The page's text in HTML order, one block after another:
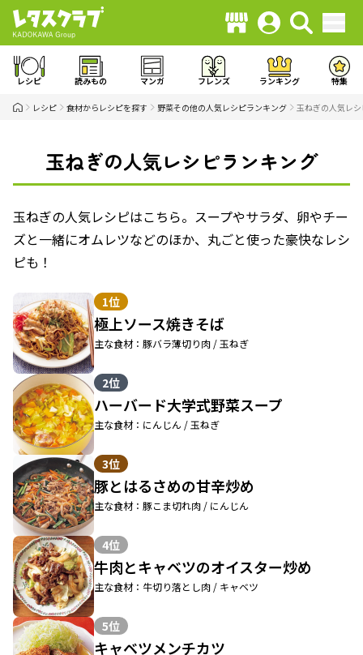
レシピ 読みもの マンガ フレンズ ランキング 特集
レシピ 食材からレシピを探す 野菜その他の人気レシピランキング 玉ねぎの人気レ
玉ねぎの人気レシピランキング
玉ねぎの人気レシピはこちら。スープやサラダ、卵やチー
ズと一緒にオムレツなどのほか、丸ごと使った豪快なレシ
ピも！
1位
極上ソース焼きそば
主な食材：豚バラ薄切り肉 / 玉ねぎ
2位
ハーバード大学式野菜スープ
主な食材：にんじん / 玉ねぎ
3位
豚とはるさめの甘辛炒め
主な食材：豚こま切れ肉 / にんじん
4位
牛肉とキャベツのオイスター炒め
主な食材：牛切り落とし肉 / キャベツ
5位
キャベツメンチカツ